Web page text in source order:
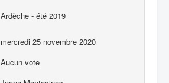
Ardèche - été 2019
mercredi 25 novembre 2020
Aucun vote